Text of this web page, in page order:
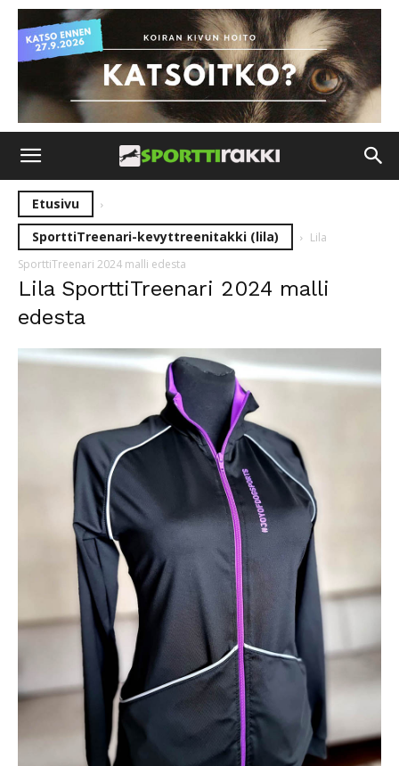
Etusivu
SporttiTreenari-kevyttreenitakki (lila)
Lila
SporttiTreenari 2024 malli edesta
Lila SporttiTreenari 2024 malli
edesta